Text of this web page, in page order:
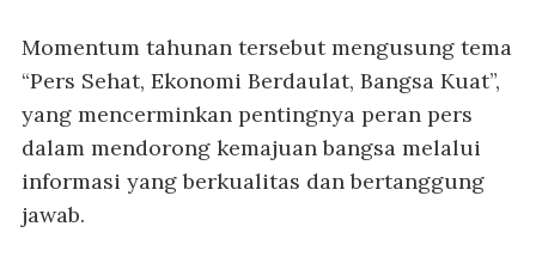
Momentum tahunan tersebut mengusung tema
“Pers Sehat, Ekonomi Berdaulat, Bangsa Kuat”,
yang mencerminkan pentingnya peran pers
dalam mendorong kemajuan bangsa melalui
informasi yang berkualitas dan bertanggung
jawab.